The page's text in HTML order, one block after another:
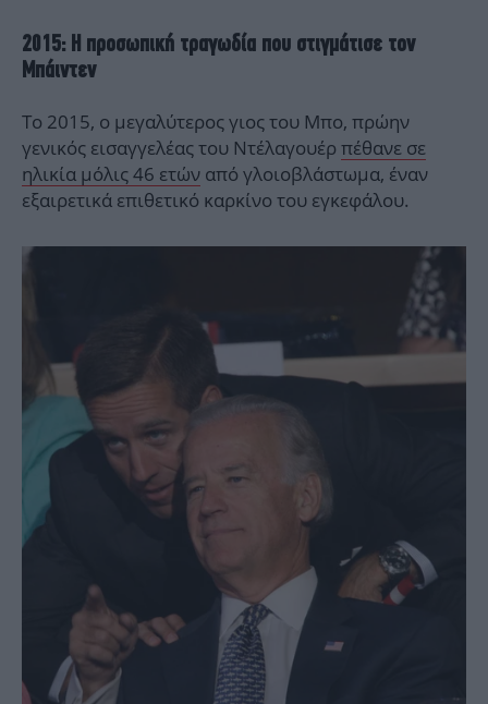
2015: Η προσωπική τραγωδία που στιγμάτισε τον
Μπάιντεν
Το 2015, ο μεγαλύτερος γιος του Μπο, πρώην
γενικός εισαγγελέας του Ντέλαγουέρ πέθανε σε
ηλικία μόλις 46 ετών από γλοιοβλάστωμα, έναν
εξαιρετικά επιθετικό καρκίνο του εγκεφάλου.